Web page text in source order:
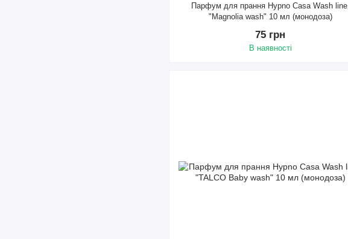
Парфум для прання Hypno Casa Wash line,
"Magnolia wash" 10 мл (монодоза)
75 грн
В наявності